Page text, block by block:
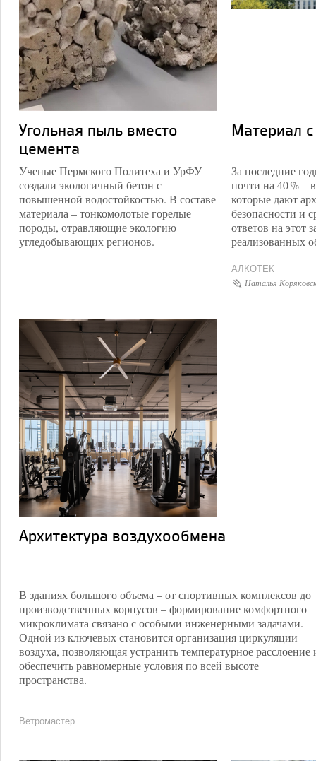
Угольная пыль вместо
цемента
Ученые Пермского Политеха и УрФУ
создали экологичный бетон с
повышенной водостойкостью. В составе
материала – тонкомолотые горелые
породы, отравляющие экологию
угледобывающих регионов.
Материал
За последние
почти на 40 % –
которые дают
безопасности и
ответов на этот
реализованных
АЛКОТЕК
Наталья
Архитектура воздухообмена
В зданиях большого объема – от спортивных комплексов до
производственных корпусов – формирование комфортного
микроклимата связано с особыми инженерными задачами.
Одной из ключевых становится организация циркуляции
воздуха, позволяющая устранить температурное расслоение
обеспечить равномерные условия по всей высоте
пространства.
Ветромастер